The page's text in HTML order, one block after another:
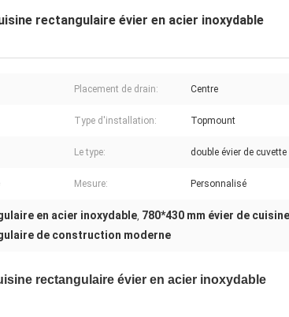
rectangulaire évier en acier inoxydable
Placement de drain: Centre
Type d'installation: Topmount
Le type: double évier de cuvette
Mesure: Personnalisé
en acier inoxydable, 780*430 mm évier de
de construction moderne
rectangulaire évier en acier inoxydable